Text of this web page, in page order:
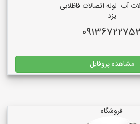
آب. لوله اتصالات فاظلابی
یزد
مشاهده پروفایل
فروشگاه